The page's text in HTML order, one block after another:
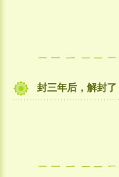
封三年后，解封